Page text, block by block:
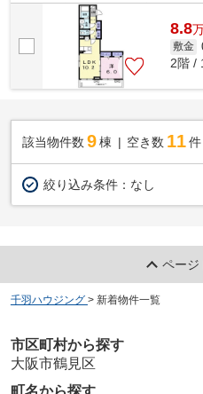
です。賃貸情報でお困りの方は、当社
8.8
敷金
2階 /
該当物件数 9棟 空き数 11 件
絞り込み条件： なし
ページ
千羽ハウジング > 新着物件一覧
市区町村から探す
大阪市鶴見区
町名から探す